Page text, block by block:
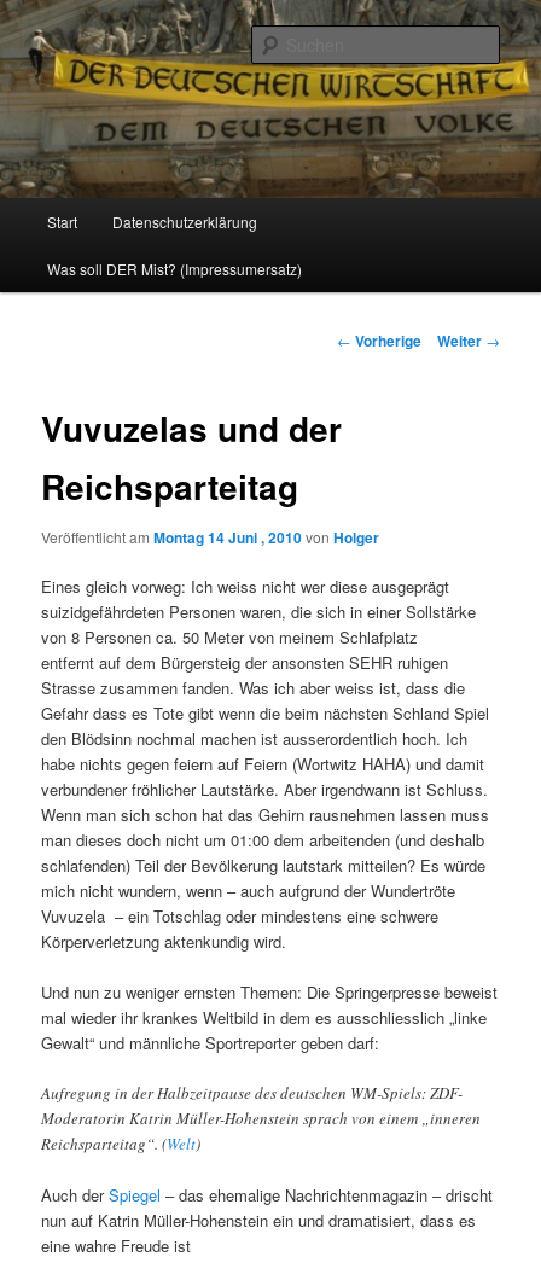
Reizzentrum
Politik, Wirtschaft, Soziales und Gesellschaft
Zum
Inhalt
Start Datenschutzerklärung
Was soll DER Mist? (Impressumersatz)
Beitrags-
← Vorherige Weiter →
Vuvuzelas und der
Reichsparteitag
Veröffentlicht amMontag 14 Juni , 2010vonHolger
Eines gleich vorweg: Ich weiss nicht wer diese ausgeprägt
suizidgefährdeten Personen waren, die sich in einer Sollstärke
von 8 Personen ca. 50 Meter von meinem Schlafplatz
entfernt auf dem Bürgersteig der ansonsten SEHR ruhigen
Strasse zusammen fanden. Was ich aber weiss ist, dass die
Gefahr dass es Tote gibt wenn die beim nächsten Schland Spiel
den Blödsinn nochmal machen ist ausserordentlich hoch. Ich
habe nichts gegen feiern auf Feiern (Wortwitz HAHA) und damit
verbundener fröhlicher Lautstärke. Aber irgendwann ist Schluss.
Wenn man sich schon hat das Gehirn rausnehmen lassen muss
man dieses doch nicht um 01:00 dem arbeitenden (und deshalb
schlafenden) Teil der Bevölkerung lautstark mitteilen? Es würde
mich nicht wundern, wenn – auch aufgrund der Wundertröte
Vuvuzela – ein Totschlag oder mindestens eine schwere
Körperverletzung aktenkundig wird.
Und nun zu weniger ernsten Themen: Die Springerpresse beweist
mal wieder ihr krankes Weltbild in dem es ausschliesslich „linke
Gewalt“ und männliche Sportreporter geben darf:
Aufregung in der Halbzeitpause des deutschen WM-Spiels: ZDF-
Moderatorin Katrin Müller-Hohenstein sprach von einem „inneren
Reichsparteitag“. (Welt)
Auch derSpiegel – das ehemalige Nachrichtenmagazin – drischt
nun auf Katrin Müller-Hohenstein ein und dramatisiert, dass es
eine wahre Freude ist